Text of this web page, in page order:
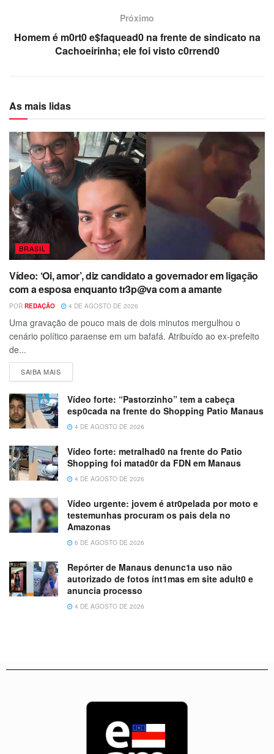
Próximo
Homem é m0rt0 e$faquead0 na frente de sindicato na
Cachoeirinha; ele foi visto c0rrend0
As mais lidas
BRASIL
Vídeo: ‘Oi, amor’, diz candidato a governador em ligação
com a esposa enquanto tr3p@va com a amante
POR REDAÇÃO 4 DE AGOSTO DE 2026
Uma gravação de pouco mais de dois minutos mergulhou o
cenário político paraense em um bafafá. Atribuído ao ex-prefeito
de...
SAIBA MAIS
Vídeo forte: “Pastorzinho” tem a cabeça
esp0cada na frente do Shopping Patio Manaus
4 DE AGOSTO DE 2026
Vídeo forte: metralhad0 na frente do Patio
Shopping foi matad0r da FDN em Manaus
4 DE AGOSTO DE 2026
Vídeo urgente: jovem é atr0pelada por moto e
testemunhas procuram os pais dela no
Amazonas
6 DE AGOSTO DE 2026
Repórter de Manaus denunc1a uso não
autorizado de fotos ínt1mas em site adult0 e
anuncia processo
4 DE AGOSTO DE 2026